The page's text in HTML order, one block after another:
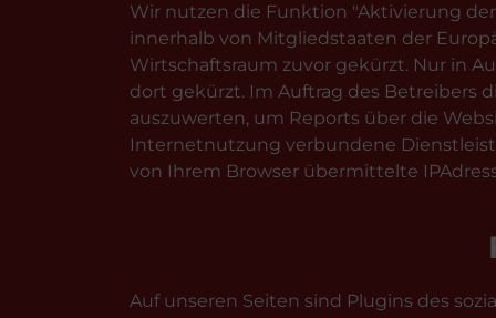
Wir nutzen die Funktion "Aktivierung
innerhalb von Mitgliedstaaten der
Wirtschaftsraum zuvor gekürzt. Nur in
dort gekürzt. Im Auftrag des Betreibers
auszuwerten, um Reports über die
Internetnutzung verbundene
von Ihrem Browser übermittelte
Auf unseren Seiten sind Plugins des